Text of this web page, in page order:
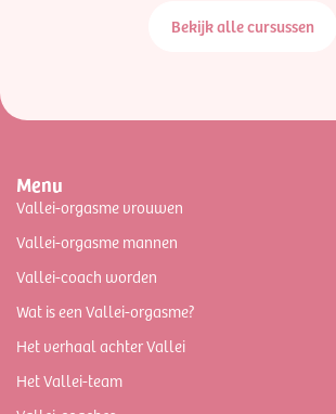
Bekijk alle cursussen
Menu
Vallei-orgasme vrouwen
Vallei-orgasme mannen
Vallei-coach worden
Wat is een Vallei-orgasme?
Het verhaal achter Vallei
Het Vallei-team